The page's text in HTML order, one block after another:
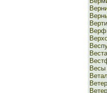
Веста
Весы
Ветер